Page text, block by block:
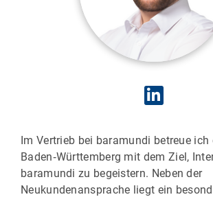
Im Vertrieb bei baramundi betreue ich
Baden‑Württemberg mit dem Ziel,
baramundi zu begeistern. Neben der
Neukundenansprache liegt ein